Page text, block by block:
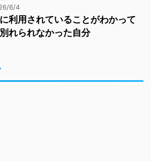
6/4
利用されていることがわかって
れられなかった自分